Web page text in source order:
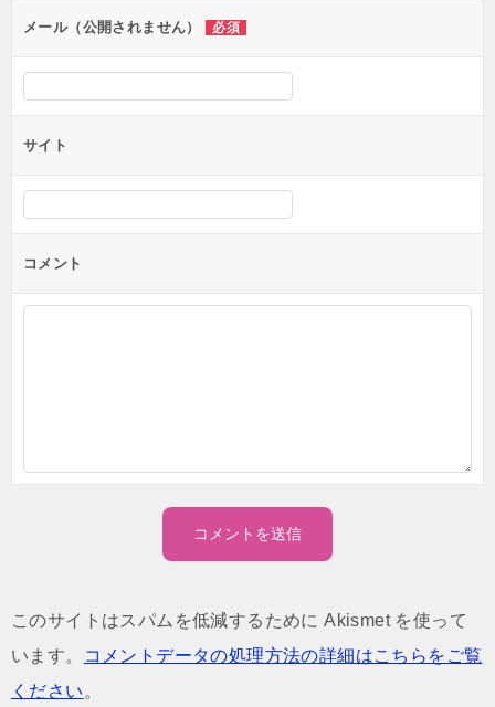
ンメール（公開されません） 必須
サイト
コメント
このサイトはスパムを低減するために Akismet を使って
います。
コメントデータの処理方法の詳細はこちらをご覧
ください 。